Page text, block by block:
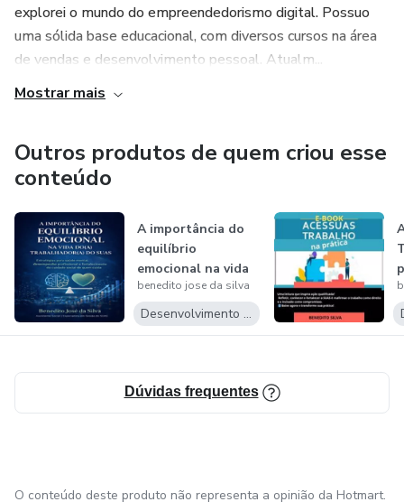
Ansiedade e desgaste mental
Autocuidado emocional
Fortalecimento interior
BÔNUS EXCLUSIVOS:
E-book “ChatGPT na Prática para Iniciantes”
Este material foi construído a partir de conhecimento
técnico, experiência profissional e vivências reais de
Talvez esta não seja apenas mais uma leitura.
explorei o mundo do empreendedorismo digital. Possuo
uma sólida base educacional, com diversos cursos na área
de vendas e desenvolvimento pessoal. Atualm...
Mostrar mais
Outros produtos de quem criou esse
conteúdo
A importância do
equilíbrio
emocional na vida
do(a) trabalha...
benedito jose da silva
Desenvolvimento Pessoal
Dúvidas frequentes
O conteúdo deste produto não representa a opinião da Hotmart.